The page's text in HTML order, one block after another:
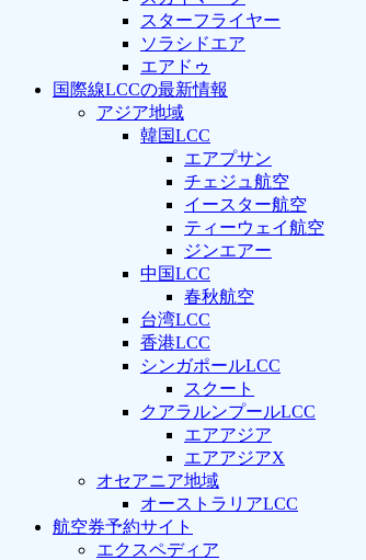
スターフライヤー
ソラシドエア
エアドゥ
国際線LCCの最新情報
アジア地域
韓国LCC
エアプサン
チェジュ航空
イースター航空
ティーウェイ航空
ジンエアー
中国LCC
春秋航空
台湾LCC
香港LCC
シンガポールLCC
スクート
クアラルンプールLCC
エアアジア
エアアジアX
オセアニア地域
オーストラリアLCC
航空券予約サイト
エクスペディア